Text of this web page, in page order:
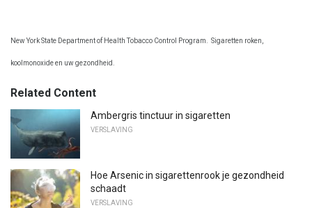
New York State Department of Health Tobacco Control Program. Sigaretten roken,
koolmonoxide en uw gezondheid.
Related Content
Ambergris tinctuur in sigaretten
VERSLAVING
Hoe Arsenic in sigarettenrook je gezondheid
schaadt
VERSLAVING